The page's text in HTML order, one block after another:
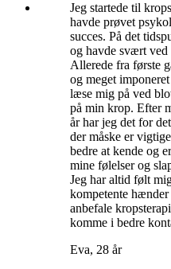
Jeg startede til
havde prøvet
succes. På det
og havde svært ved
Allerede fra første
og meget
læse mig på ved
på min krop. Efter
år har jeg det for
der måske er
bedre at kende og
mine følelser og
Jeg har altid følt
kompetente
anbefale
komme i bedre
Eva, 28 år